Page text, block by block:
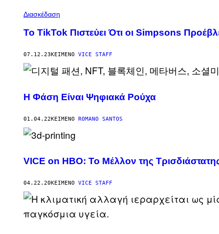
Διασκέδαση
To TikTok Πιστεύει Ότι οι Simpsons
07.12.23ΚΕΊΜΕΝΟ VICE STAFF
Η Φάση Είναι Ψηφιακά Ρούχα
01.04.22ΚΕΊΜΕΝΟ ROMANO SANTOS
VICE on HBO: Το Μέλλον της
04.22.20ΚΕΊΜΕΝΟ VICE STAFF